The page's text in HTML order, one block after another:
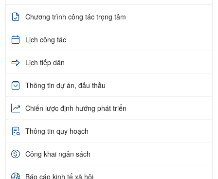
Chương trình công tác trọng tâm
Lịch công tác
Lịch tiếp dân
Thông tin dự án, đấu thầu
Chiến lược định hướng phát triển
Thông tin quy hoạch
Công khai ngân sách
Báo cáo kinh tế xã hội